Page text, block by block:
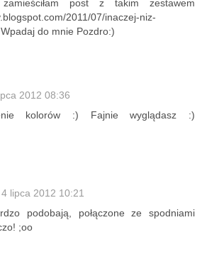
post z takim zestawem
2011/07/inaczej-niz-
do mnie Pozdro:)
2012 08:36
kolorów :) Fajnie wyglądasz :)
4 lipca 2012 10:21
podobają, połączone ze spodniami
;oo